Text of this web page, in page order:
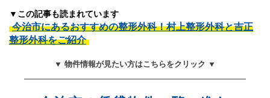
▼この記事も読まれています
今治市にあるおすすめの整形外科！村上整形外科と吉正
整形外科をご紹介
▼ 物件情報が見たい方はこちらをクリック ▼